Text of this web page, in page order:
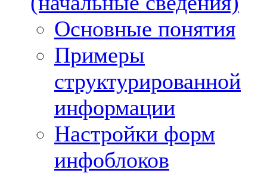
Основные понятия
Примеры
структурированной
информации
Настройки форм
инфоблоков